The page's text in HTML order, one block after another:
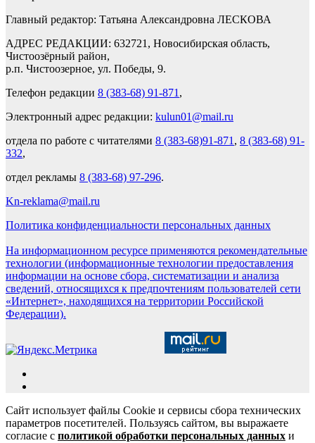
Главный редактор: Татьяна Александровна ЛЕСКОВА
АДРЕС РЕДАКЦИИ: 632721, Новосибирская область,
Чистоозёрный район,
р.п. Чистоозерное, ул. Победы, 9.
Телефон редакции 8 (383-68) 91-871 ,
Электронный адрес редакции: kulun01@mail.ru
отдела по работе с читателями 8 (383-68)91-871 , 8 (383-68) 91-
332,
отдел рекламы 8 (383-68) 97-296.
Kn-reklama@mail.ru
Политика конфиденциальности персональных данных
На информационном ресурсе применяются рекомендательные
технологии (информационные технологии предоставления
информации на основе сбора, систематизации и анализа
сведений, относящихся к предпочтениям пользователей сети
«Интернет», находящихся на территории Российской
Федерации).
Сайт использует файлы Cookie и сервисы сбора технических
параметров посетителей. Пользуясь сайтом, вы выражаете
согласие с политикой обработки персональных данных и